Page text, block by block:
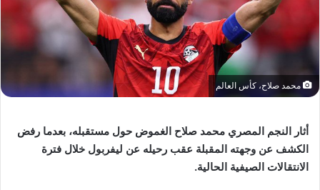
محمد صلاح، كأس العالم
أثار النجم المصري محمد صلاح الغموض حول مستقبله، بعدما رفض
الكشف عن وجهته المقبلة عقب رحيله عن ليفربول خلال فترة
الانتقالات الصيفية الحالية.